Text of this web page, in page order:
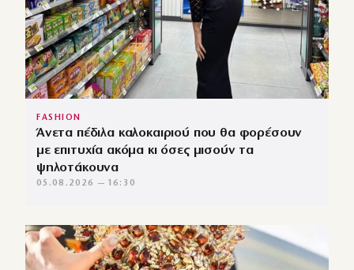
FASHION
Άνετα πέδιλα καλοκαιριού που θα φορέσουν
με επιτυχία ακόμα κι όσες μισούν τα
ψηλοτάκουνα
05.08.2026 — 16:30